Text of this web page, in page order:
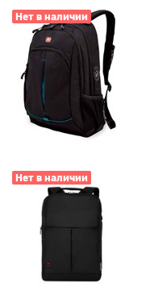
Нет в наличии
Нет в наличии